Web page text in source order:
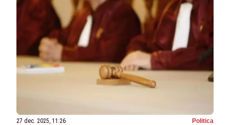
27 dec. 2025, 11:26 Politica